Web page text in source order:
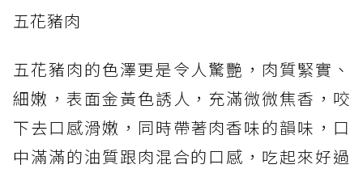
五花豬肉
五花豬肉的色澤更是令人驚艷，肉質緊實、
細嫩，表面金黃色誘人，充滿微微焦香，咬
下去口感滑嫩，同時帶著肉香味的韻味，口
中滿滿的油質跟肉混合的口感，吃起來好過